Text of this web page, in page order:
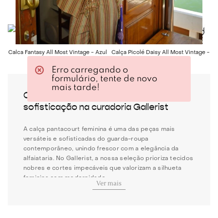
R$ 1.259 R$ 503,60
White
R$ 988,00 198 ,00
- 70%
ALL MOST VINTAGE
Calca Fantasy All Most Vintage - Azul
-80%
ALL MOST VINTAGE
Calça Picolé Daisy All Most Vintage -
Calça Pantacourt: movimento com
sofisticação na curadoria Gallerist
A calça pantacourt feminina é uma das peças mais
versáteis e sofisticadas do guarda-roupa
contemporâneo, unindo frescor com a elegância da
alfaiataria. No Gallerist, a nossa seleção prioriza tecidos
nobres e cortes impecáveis que valorizam a silhueta
feminina com modernidade.
Ver mais
Erro carregando o
formulário, tente de novo
mais tarde!